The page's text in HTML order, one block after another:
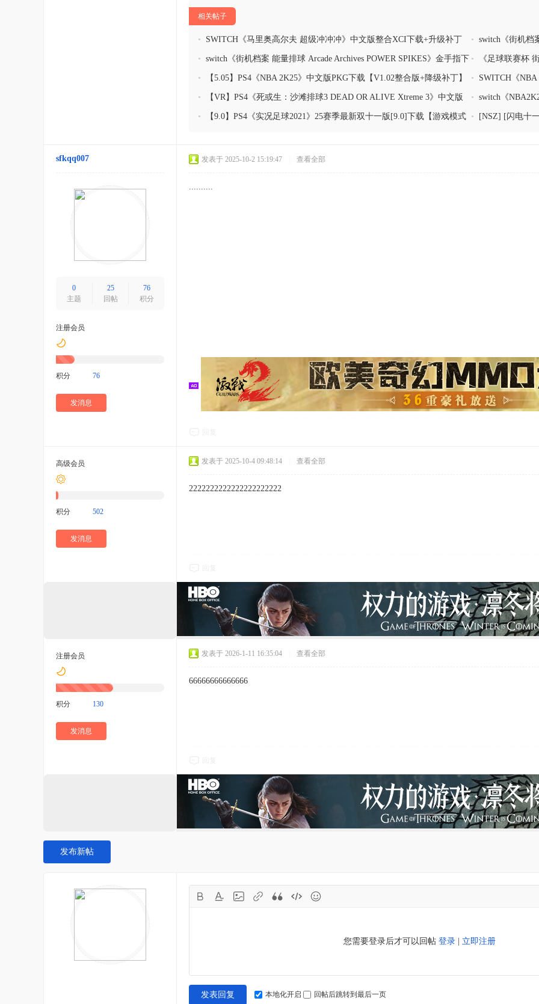
相关帖子
•
SWITCH《马里奥高尔夫 超级冲冲冲》中文版整合XCI下载+升级补丁
+游戏全角色一览 (魔改9.2)
• switch《街机档
nsp下载+金手指
• switch《街机档案 能量排球 Arcade Archives POWER SPIKES》金手指下
载
•
《足球联赛杯
Simulator》中文
• 【5.05】PS4《NBA 2K25》中文版PKG下载【V1.02整合版+降级补丁】 •
SWITCH《
+1.2.0补丁
•
【VR】PS4《死或生：沙滩排球3 DEAD OR ALIVE Xtreme 3》中文版
pkg下载（v1.19+70个DLC+金手指+VR通行证）
• switch《
•
【9.0】PS4《实况足球2021》25赛季最新双十一版[9.0]下载【游戏模式 •
[NSZ] [闪电十
sfkqq007
0
主题
25
回帖
76
积分
注册会员
积分 76
发消息
发表于 2025-10-2 15:19:47 查看全部
..........
segamary
高级会员
积分 502
发消息
发表于 2025-10-4 09:48:14 查看全部
2222222222222222222222
r55566677
注册会员
积分 130
发消息
发表于 2026-1-11 16:35:04 查看全部
66666666666666
发布新帖
您需要登录后才可以回帖 登录 立即注册
发表回复 本地化开启 回帖后跳转到最后一页